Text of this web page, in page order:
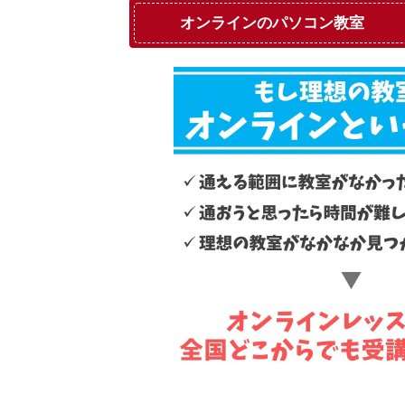
オンラインのパソコン教室